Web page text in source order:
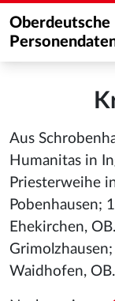
Oberdeutsche
Aus
Humanitas in
Priesterweihe
Pobenhausen;
Ehekirchen,
Waidhofen,